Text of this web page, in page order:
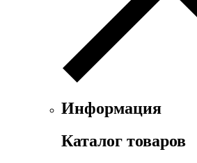
Информация
Каталог товаров